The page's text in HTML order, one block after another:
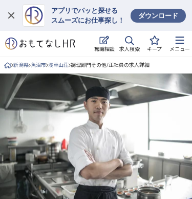
アプリでパッと探せる
スムーズにお仕事探し！
ダウンロード
転職相談 求人検索 キープ メニュー
ログイン
求人・施設を探す
キープした求人
就職・転職 合同説明会
おもてなしHRについて
ご利用の流れ
よくある質問
新潟県 魚沼市 浅草山荘 調理部門その他/正社員の求人詳細